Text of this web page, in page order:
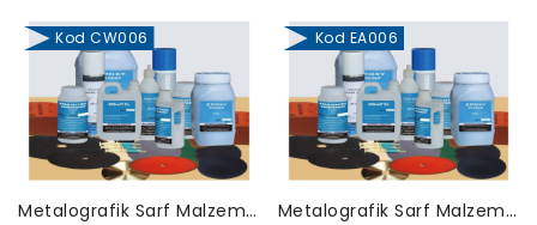
Kod CW006
Metalografik Sarf Malzemeleri-CW006
Kod EA006
Metalografik Sarf Malzemeleri-EA006